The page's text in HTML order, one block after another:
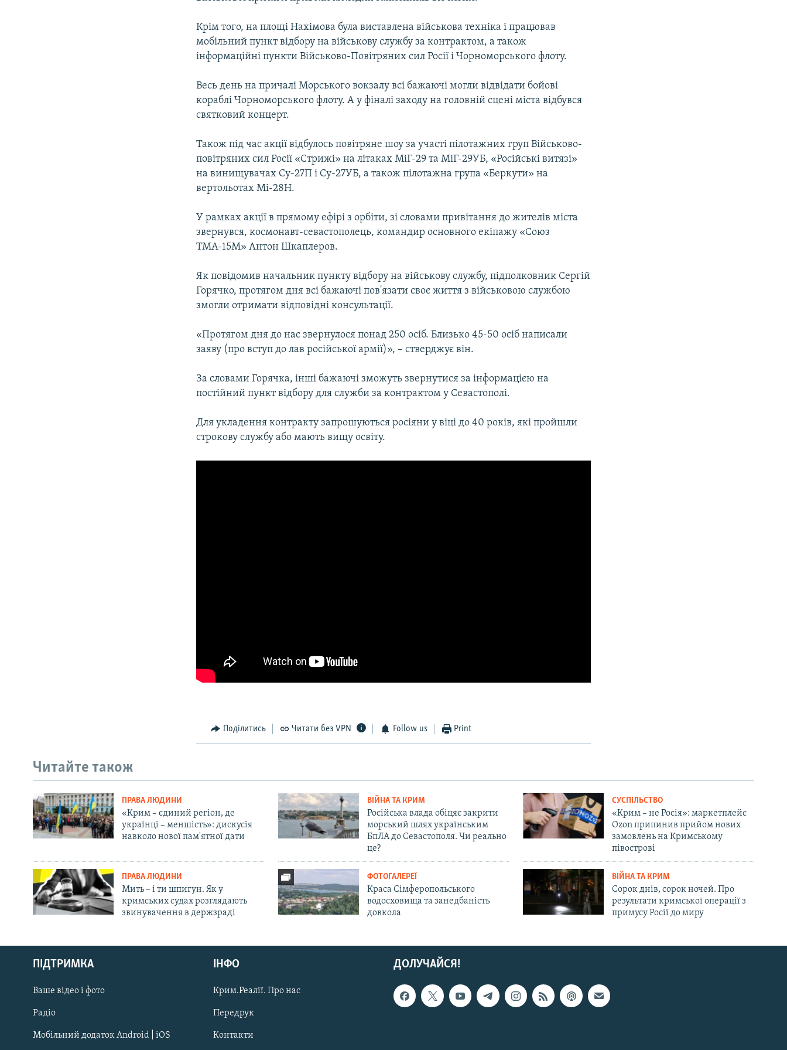
Русский
Qırımtatar
ДОЛУЧАЙСЯ!
Крім того, на площі Нахімова була виставлена військова техніка і працював
мобільний пункт відбору на військову службу за контрактом, а також
інформаційні пункти Військово-Повітряних сил Росії і Чорноморського флоту.
Весь день на причалі Морського вокзалу всі бажаючі могли відвідати бойові
кораблі Чорноморського флоту. А у фіналі заходу на головній сцені міста відбувся
святковий концерт.
Також під час акції відбулось повітряне шоу за участі пілотажних груп Військово-
повітряних сил Росії «Стрижі» на літаках МіГ-29 та МіГ-29УБ, «Російські витязі»
на винищувачах Су-27П і Су-27УБ, а також пілотажна група «Беркути» на
вертольотах Мі-28Н.
У рамках акції в прямому ефірі з орбіти, зі словами привітання до жителів міста
звернувся, космонавт-севастополець, командир основного екіпажу «Союз
ТМА-15М» Антон Шкаплеров.
Як повідомив начальник пункту відбору на військову службу, підполковник Сергій
Горячко, протягом дня всі бажаючі пов'язати своє життя з військовою службою
змогли отримати відповідні консультації.
«Протягом дня до нас звернулося понад 250 осіб. Близько 45-50 осіб написали
заяву (про вступ до лав російської армії)», – стверджує він.
За словами Горячка, інші бажаючі зможуть звернутися за інформацією на
постійний пункт відбору для служби за контрактом у Севастополі.
Для укладення контракту запрошуються росіяни у віці до 40 років, які пройшли
строкову службу або мають вищу освіту.
Поділитись Читати без VPN Follow us Print
Читайте також
ПРАВА ЛЮДИНИ
«Крим – єдиний регіон, де
українці – меншість»: дискусія
навколо нової пам'ятної дати
ВІЙНА ТА КРИМ
Російська влада обіцяє закрити
морський шлях українським
БпЛА до Севастополя. Чи реально
це?
СУСПІЛЬСТВО
«Крим – не Росія»: маркетплейс
Ozon припинив прийом нових
замовлень на Кримському
півострові
ПРАВА ЛЮДИНИ
Мить – і ти шпигун. Як у
кримських судах розглядають
звинувачення в держзраді
ФОТОГАЛЕРЕЇ
Краса Сімферопольського
водосховища та занедбаність
довкола
ВІЙНА ТА КРИМ
Сорок днів, сорок ночей. Про
результати кримської операції з
примусу Росії до миру
ДОЛУЧАЙСЯ!
ПІДТРИМКА
Ваше відео і фото
Радіо
Мобільний додаток Android | iOS
ІНФО
Крим.Реалії. Про нас
Передрук
Контакти